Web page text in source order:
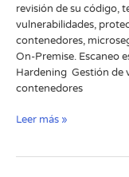
revisión de su código,
vulnerabilidades,
contenedores,
On-Premise.​ Escaneo
Hardening ​ Gestión de
contenedores ​
Leer más »